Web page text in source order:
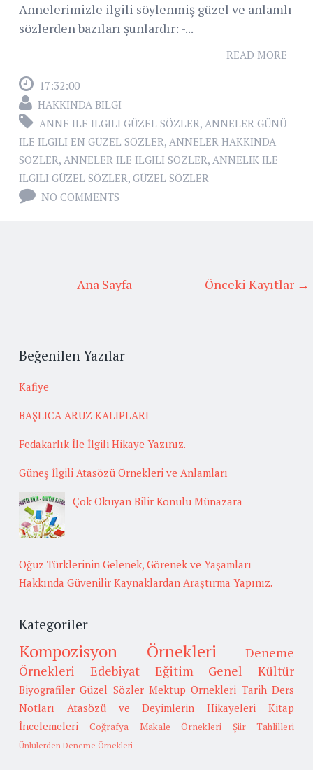
Annelerimizle ilgili söylenmiş güzel ve anlamlı
sözlerden bazıları şunlardır: -...
READ MORE
17:32:00
HAKKINDA BILGI
ANNE ILE ILGILI GÜZEL SÖZLER, ANNELER GÜNÜ
ILE ILGILI EN GÜZEL SÖZLER, ANNELER HAKKINDA
SÖZLER, ANNELER ILE ILGILI SÖZLER, ANNELIK ILE
ILGILI GÜZEL SÖZLER, GÜZEL SÖZLER
NO COMMENTS
Önceki Kayıtlar →
Ana Sayfa
Beğenilen Yazılar
Kafiye
BAŞLICA ARUZ KALIPLARI
Fedakarlık İle İlgili Hikaye Yazınız.
Güneş İlgili Atasözü Örnekleri ve Anlamları
Çok Okuyan Bilir Konulu Münazara
Oğuz Türklerinin Gelenek, Görenek ve Yaşamları
Hakkında Güvenilir Kaynaklardan Araştırma Yapınız.
Kategoriler
Kompozisyon Örnekleri
Deneme
Örnekleri
Edebiyat Eğitim Genel Kültür
Biyografiler Güzel Sözler Mektup Örnekleri Tarih Ders
Notları
Atasözü ve Deyimlerin Hikayeleri
Kitap
İncelemeleri
Coğrafya Makale Örnekleri Şiir Tahlilleri
Ünlülerden Deneme Örnekleri